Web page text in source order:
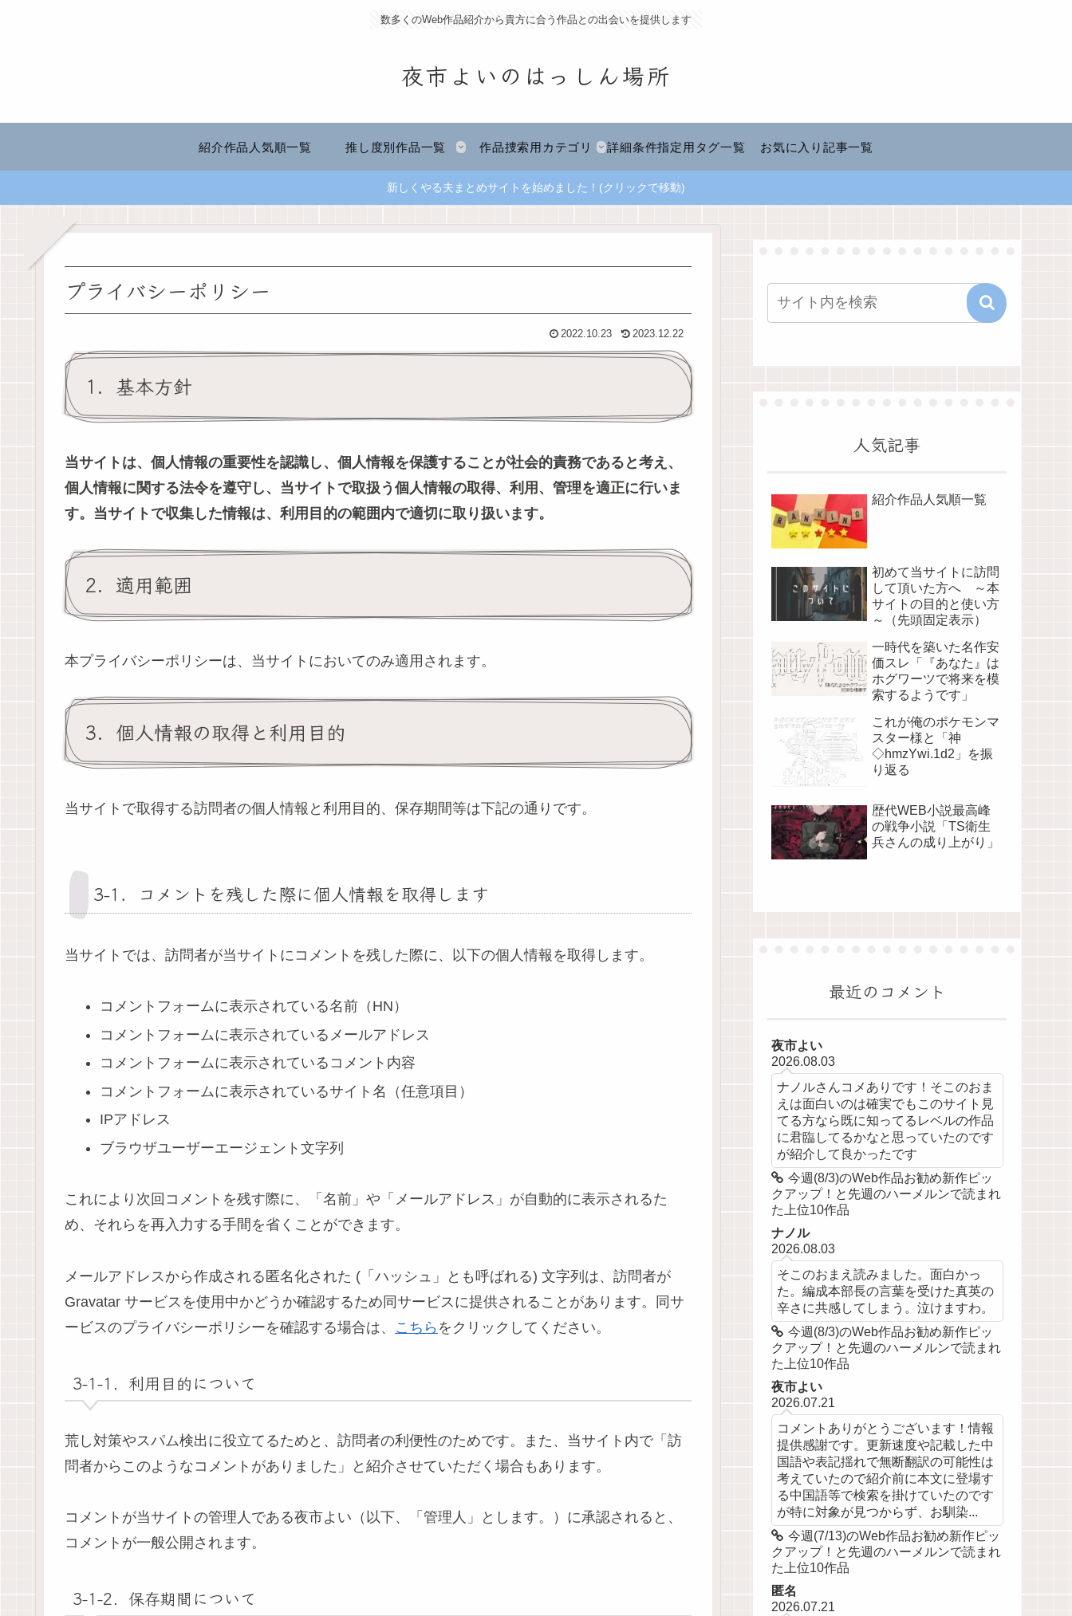
数多くのWeb作品紹介から貴方に合う作品との出会いを提供します
夜市よいのはっしん場所
紹介作品人気順一覧 推し度別作品一覧 作品捜索用カテゴリ 詳細条件指定用タグ一覧 お気に入り記事一覧
新しくやる夫まとめサイトを始めました！(クリックで移動)
プライバシーポリシー
2022.10.23 2023.12.22
1．基本方針
当サイトは、個人情報の重要性を認識し、個人情報を保護することが社会的責務であると考え、
個人情報に関する法令を遵守し、当サイトで取扱う個人情報の取得、利用、管理を適正に行いま
す。当サイトで収集した情報は、利用目的の範囲内で適切に取り扱います。
2．適用範囲
本プライバシーポリシーは、当サイトにおいてのみ適用されます。
3．個人情報の取得と利用目的
当サイトで取得する訪問者の個人情報と利用目的、保存期間等は下記の通りです。
3-1．コメントを残した際に個人情報を取得します
当サイトでは、訪問者が当サイトにコメントを残した際に、以下の個人情報を取得します。
コメントフォームに表示されている名前（HN）
コメントフォームに表示されているメールアドレス
コメントフォームに表示されているコメント内容
コメントフォームに表示されているサイト名（任意項目）
IPアドレス
ブラウザユーザーエージェント文字列
これにより次回コメントを残す際に、「名前」や「メールアドレス」が自動的に表示されるた
め、それらを再入力する手間を省くことができます。
メールアドレスから作成される匿名化された (「ハッシュ」とも呼ばれる) 文字列は、訪問者が
Gravatar サービスを使用中かどうか確認するため同サービスに提供されることがあります。同サ
ービスのプライバシーポリシーを確認する場合は、 こちら をクリックしてください。
3-1-1．利用目的について
荒し対策やスパム検出に役立てるためと、訪問者の利便性のためです。また、当サイト内で「訪
問者からこのようなコメントがありました」と紹介させていただく場合もあります。
コメントが当サイトの管理人である夜市よい（以下、「管理人」とします。）に承認されると、
コメントが一般公開されます。
3-1-2．保存期間について
人気記事
紹介作品人気順一覧
初めて当サイトに訪問
して頂いた方へ ～本
サイトの目的と使い方
～（先頭固定表示）
一時代を築いた名作安
価スレ「『あなた』は
ホグワーツで将来を模
索するようです」
これが俺のポケモンマ
スター様と「神
◇hmzYwi.1d2」を振
り返る
歴代WEB小説最高峰
の戦争小説「TS衛生
兵さんの成り上がり」
最近のコメント
夜市よい
2026.08.03
ナノルさんコメありです！そこのおま
えは面白いのは確実でもこのサイト見
てる方なら既に知ってるレベルの作品
に君臨してるかなと思っていたのです
が紹介して良かったです
今週(8/3)のWeb作品お勧め新作ピッ
クアップ！と先週のハーメルンで読まれ
た上位10作品
ナノル
2026.08.03
そこのおまえ読みました。面白かっ
た。編成本部長の言葉を受けた真英の
辛さに共感してしまう。泣けますわ。
今週(8/3)のWeb作品お勧め新作ピッ
クアップ！と先週のハーメルンで読まれ
た上位10作品
夜市よい
2026.07.21
コメントありがとうございます！情報
提供感謝です。更新速度や記載した中
国語や表記揺れで無断翻訳の可能性は
考えていたので紹介前に本文に登場す
る中国語等で検索を掛けていたのです
が特に対象が見つからず、お馴染...
今週(7/13)のWeb作品お勧め新作ピッ
クアップ！と先週のハーメルンで読まれ
た上位10作品
匿名
2026.07.21